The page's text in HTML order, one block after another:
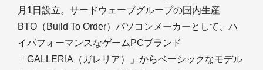
月1日設立。サードウェーブグループの国内生産
BTO（Build To Order）パソコンメーカーとして、ハ
イパフォーマンスなゲームPCブランド
「GALLERIA（ガレリア）」からベーシックなモデル